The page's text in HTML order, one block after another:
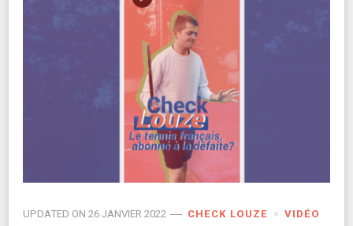
UPDATED ON 26 JANVIER 2022 CHECK LOUZE VIDÉO